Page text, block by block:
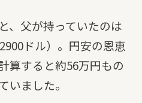
、父が持っていたのは
ドル）。円安の恩恵
算すると約56万円もの
いました。